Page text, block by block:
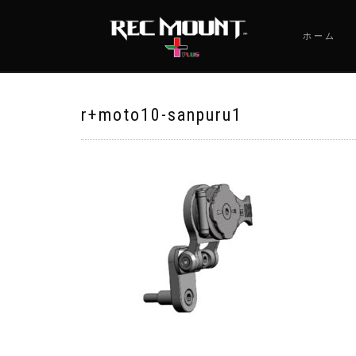
ホーム
r+moto10-sanpuru1